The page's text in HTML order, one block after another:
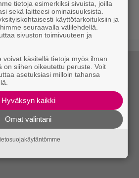
jälleen spraypullo
puolueita ei kiinnosta
tietoja esimerkiksi sivuista, joilla
sekä laitteesi ominaisuuksista.
käyttötarkoituksiin ja
seuraavalla välilehdellä.
sivuston toimivuuteen ja
voivat käsitellä tietoja myös ilman
on siihen oikeutettu peruste. Voit
asetuksiasi milloin tahansa
Hyväksyn kaikki
Omat valintani